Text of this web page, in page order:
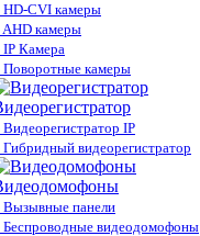
HD-CVI камеры
AHD камеры
IP Камера
Поворотные камеры
Видеорегистратор IP
Гибридный видеорегистратор
Вызывные панели
Беспроводные видеодомофоны